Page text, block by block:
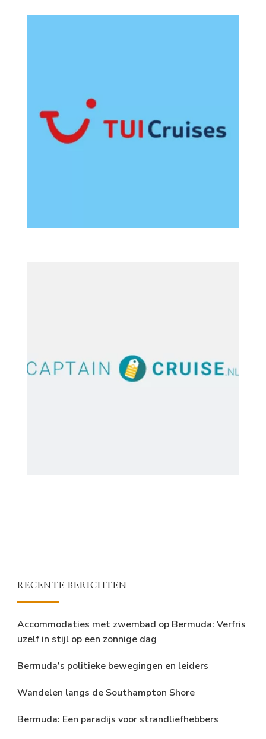
RECENTE BERICHTEN
Accommodaties met zwembad op Bermuda: Verfris
uzelf in stijl op een zonnige dag
Bermuda’s politieke bewegingen en leiders
Wandelen langs de Southampton Shore
Bermuda: Een paradijs voor strandliefhebbers